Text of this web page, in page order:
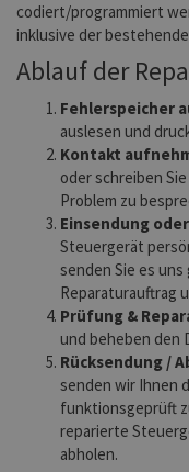
codiert/programmiert
inklusive der
Ablauf der
Fehlerspeicher
auslesen und
Kontakt
oder schreiben
Problem zu
Einsendung
Steuergerät
senden Sie es
Reparaturauftrag
Prüfung &
und beheben den
Rücksendung /
senden wir Ihnen
funktionsgeprüft
reparierte
abholen.